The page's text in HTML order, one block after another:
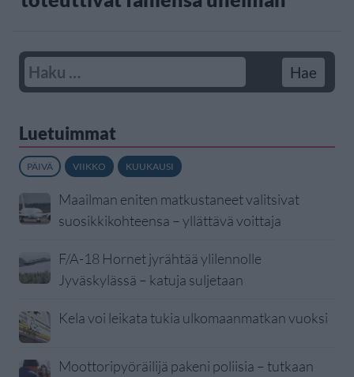
Luetuimmat
PÄIVÄ VIIKKO KUUKAUSI
Maailman eniten matkustaneet valitsivat
suosikkikohteensa – yllättävä voittaja
F/A-18 Hornet jyrähtää ylilennolle
Jyväskylässä – katuja suljetaan
Kela voi leikata tukia ulkomaanmatkan vuoksi
Moottoripyöräilijä pakeni poliisia – tutkaan